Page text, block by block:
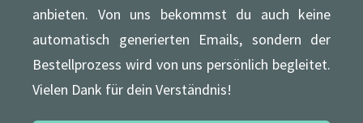
anbieten. Von uns bekommst du auch keine
automatisch generierten Emails, sondern der
Bestellprozess wird von uns persönlich begleitet.
Vielen Dank für dein Verständnis!